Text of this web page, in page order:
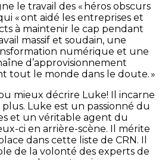
le travail des « héros obscurs
« ont aidé les entreprises et
à maintenir le cap pendant
massif et soudain, une
numérique et une
d’approvisionnement
tout le monde dans le doute. »
pu mieux décrire Luke! Il incarne
Luke est un passionné du
et un véritable agent du
ci en arrière-scène. Il mérite
dans cette liste de CRN. Il
de la volonté des experts de